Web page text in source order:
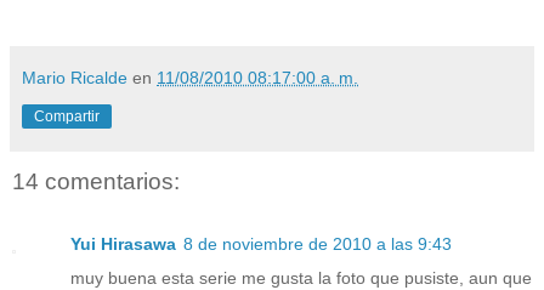
Mario Ricalde en 11/08/2010 08:17:00 a. m.
Compartir
14 comentarios:
Yui Hirasawa 8 de noviembre de 2010 a las 9:43
muy buena esta serie me gusta la foto que pusiste, aun que